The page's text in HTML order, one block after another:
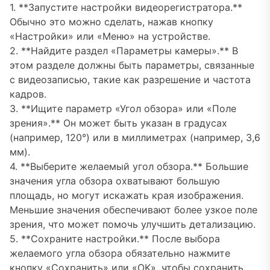
1. **Запустите настройки видеорегистратора.**
Обычно это можно сделать, нажав кнопку
«Настройки» или «Меню» на устройстве.
2. **Найдите раздел «Параметры камеры».** В
этом разделе должны быть параметры, связанные
с видеозаписью, такие как разрешение и частота
кадров.
3. **Ищите параметр «Угол обзора» или «Поле
зрения».** Он может быть указан в градусах
(например, 120°) или в миллиметрах (например, 3,6
мм).
4. **Выберите желаемый угол обзора.** Большие
значения угла обзора охватывают большую
площадь, но могут искажать края изображения.
Меньшие значения обеспечивают более узкое поле
зрения, что может помочь улучшить детализацию.
5. **Сохраните настройки.** После выбора
желаемого угла обзора обязательно нажмите
кнопку «Сохранить» или «OK», чтобы сохранить